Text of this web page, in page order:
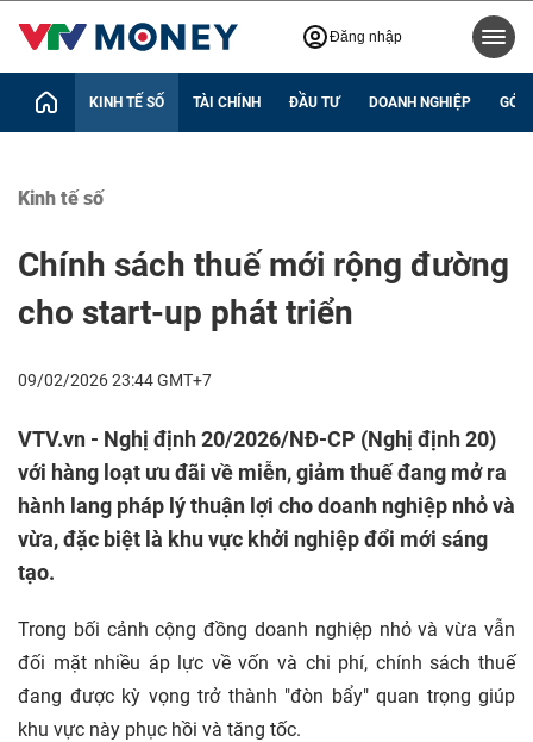
Đăng nhập
KINH TẾ SỐ TÀI CHÍNH ĐẦU TƯ DOANH NGHIỆP GÓC
Kinh tế số
Chính sách thuế mới rộng đường
cho start-up phát triển
09/02/2026 23:44 GMT+7
VTV.vn - Nghị định 20/2026/NĐ-CP (Nghị định 20)
với hàng loạt ưu đãi về miễn, giảm thuế đang mở ra
hành lang pháp lý thuận lợi cho doanh nghiệp nhỏ và
vừa, đặc biệt là khu vực khởi nghiệp đổi mới sáng
tạo.
Trong bối cảnh cộng đồng doanh nghiệp nhỏ và vừa vẫn
đối mặt nhiều áp lực về vốn và chi phí, chính sách thuế
đang được kỳ vọng trở thành "đòn bẩy" quan trọng giúp
khu vực này phục hồi và tăng tốc.